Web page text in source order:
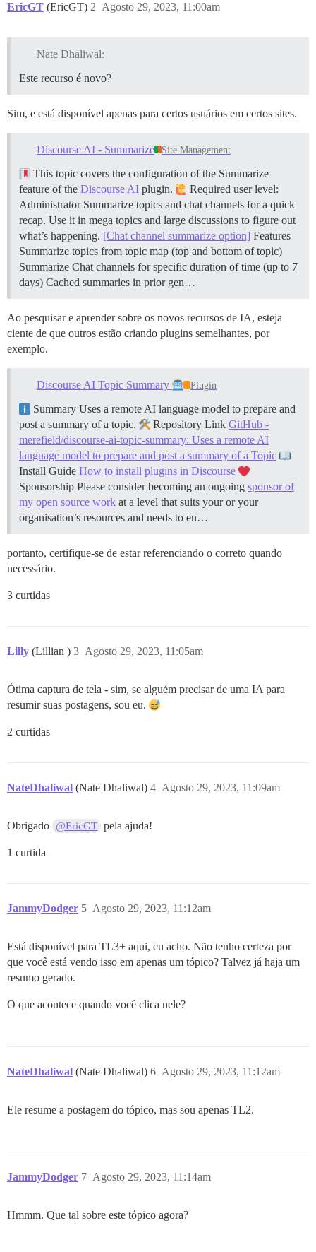
EricGT (EricGT) Agosto 29, 2023, 11:00am
2
Nate Dhaliwal:
Este recurso é novo?
Sim, e está disponível apenas para certos usuários em certos sites.
Discourse AI - Summarize Site Management
This topic covers the configuration of the Summarize
feature of the Discourse AI plugin.
Required user level:
Administrator Summarize topics and chat channels for a quick
recap. Use it in mega topics and large discussions to figure out
what’s happening. [Chat channel summarize option] Features
Summarize topics from topic map (top and bottom of topic)
Summarize Chat channels for specific duration of time (up to 7
days) Cached summaries in prior gen…
Ao pesquisar e aprender sobre os novos recursos de IA, esteja
ciente de que outros estão criando plugins semelhantes, por
exemplo.
Discourse AI Topic Summary Plugin
Summary Uses a remote AI language model to prepare and
post a summary of a topic.
Repository Link GitHub -
merefield/discourse-ai-topic-summary: Uses a remote AI
language model to prepare and post a summary of a Topic
Install Guide How to install plugins in Discourse
Sponsorship Please consider becoming an ongoing sponsor of
my open source work at a level that suits your or your
organisation’s resources and needs to en…
portanto, certifique-se de estar referenciando o correto quando
necessário.
3 curtidas
Lilly (Lillian ) Agosto 29, 2023, 11:05am
3
Ótima captura de tela - sim, se alguém precisar de uma IA para
resumir suas postagens, sou eu.
2 curtidas
NateDhaliwal (Nate Dhaliwal) Agosto 29, 2023, 11:09am
4
Obrigado @EricGT pela ajuda!
1 curtida
JammyDodger Agosto 29, 2023, 11:12am
5
Está disponível para TL3+ aqui, eu acho. Não tenho certeza por
que você está vendo isso em apenas um tópico? Talvez já haja um
resumo gerado.
O que acontece quando você clica nele?
NateDhaliwal (Nate Dhaliwal) Agosto 29, 2023, 11:12am
6
Ele resume a postagem do tópico, mas sou apenas TL2.
JammyDodger Agosto 29, 2023, 11:14am
7
Hmmm. Que tal sobre este tópico agora?